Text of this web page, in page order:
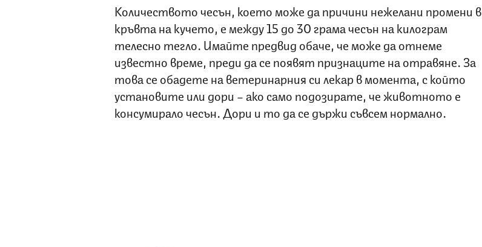
Количеството чесън, което може да причини нежелани промени в
кръвта на кучето, е между 15 до 30 грама чесън на килограм
телесно тегло. Имайте предвид обаче, че може да отнеме
известно време, преди да се появят признаците на отравяне. За
това се обадете на ветеринарния си лекар в момента, с който
установите или дори – ако само подозирате, че животното е
консумирало чесън. Дори и то да се държи съвсем нормално.